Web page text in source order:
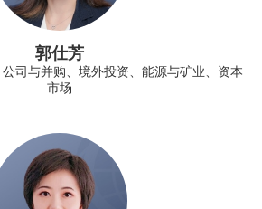
郭仕芳
司与并购、境外投资、能源与矿业、资本
市场